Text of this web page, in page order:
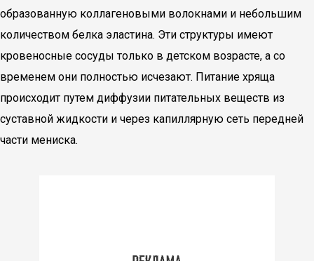
образованную коллагеновыми волокнами и небольшим
количеством белка эластина. Эти структуры имеют
кровеносные сосуды только в детском возрасте, а со
временем они полностью исчезают. Питание хряща
происходит путем диффузии питательных веществ из
суставной жидкости и через капиллярную сеть передней
части мениска.